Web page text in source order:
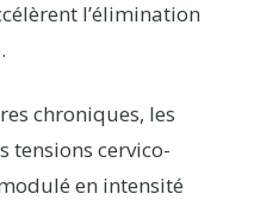
l’élimination
chroniques, les
tensions cervico-
en intensité